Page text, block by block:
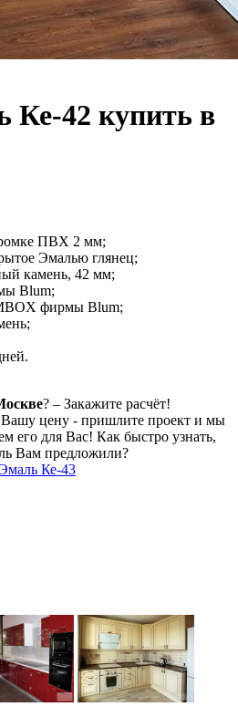
Ке-42 купить в
ПВХ 2 мм;
Эмалью глянец;
камень, 42 мм;
Blum;
фирмы Blum;
? – Закажите расчёт!
Вашу цену - пришлите проект и мы
его для Вас! Как быстро узнать,
Вам предложили?
Ке-43